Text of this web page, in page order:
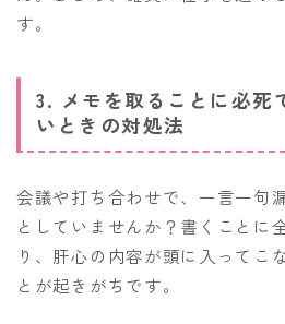
す。
3. メモを取ることに必死
いときの対処法
会議や打ち合わせで、一言一句
としていませんか？書くことに
り、肝心の内容が頭に入ってこ
とが起きがちです。